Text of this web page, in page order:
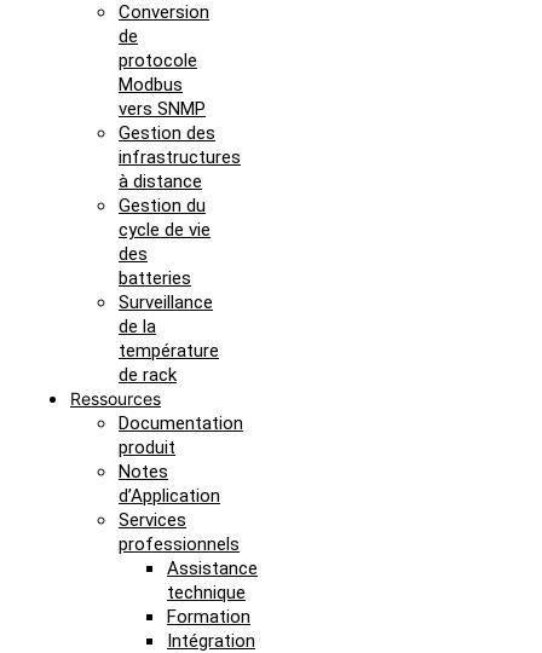
Conversion
de
protocole
Modbus
vers SNMP
Gestion des
infrastructures
à distance
Gestion du
cycle de vie
des
batteries
Surveillance
de la
température
de rack
Ressources
Documentation
produit
Notes
d’Application
Services
professionnels
Assistance
technique
Formation
Intégration